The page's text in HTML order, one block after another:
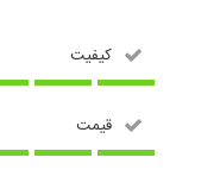
کیفیت
قیمت